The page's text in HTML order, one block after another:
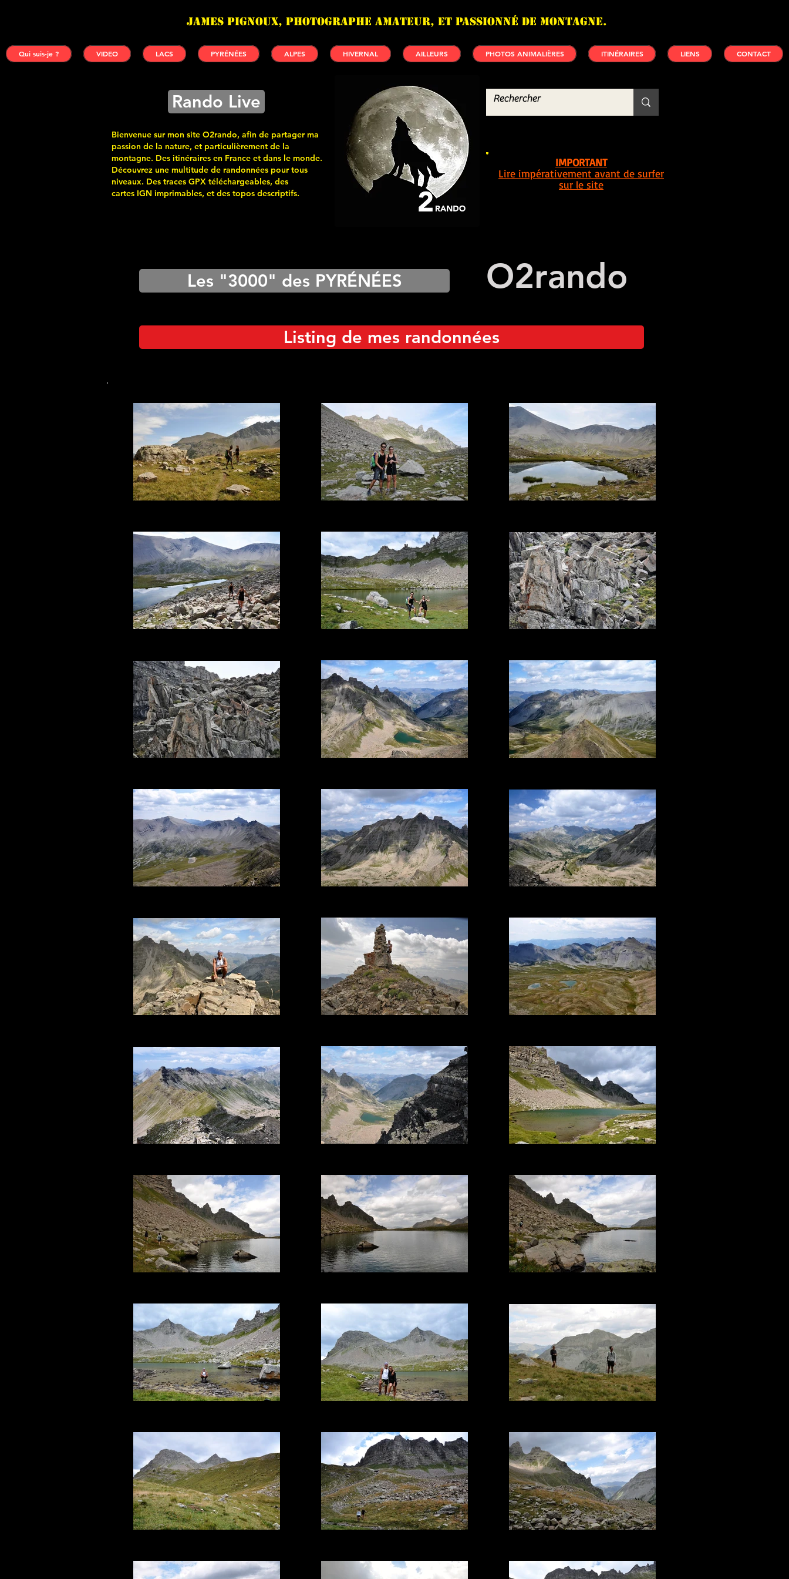
James PIGNOUX, photographe amateur, et passionné de montagne.
Qui suis-je ? VIDEO LACS PYRÉNÉES ALPES HIVERNAL AILLEURS PHOTOS ANIMALIÈRES ITINÉRAIRES LIENS CONTACT
Rando Live
Bienvenue sur mon site O2rando, afin de partager ma
passion de la nature, et particulièrement de la
montagne. Des itinéraires en France et dans le monde.
Découvrez une multitude de randonnées pour tous
niveaux. Des traces GPX téléchargeables, des
cartes IGN imprimables, et des topos descriptifs.
IMPORTANT
Lire impérativement avant de surfer
sur le site
Les "3000" des PYRÉNÉES O2rando
Listing de mes randonnées